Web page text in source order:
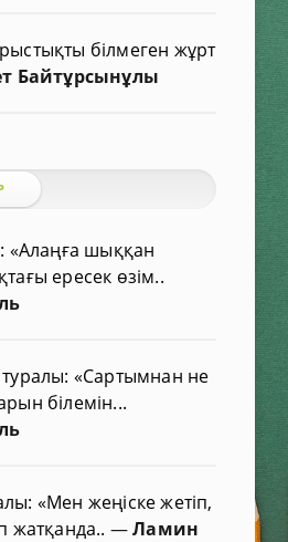
білмеген жұрт
Байтұрсынұлы
«Алаңға шыққан
ересек өзім..
«Сартымнан не
білемін...
«Мен жеңіске жетіп,
жатқанда.. —Ламин